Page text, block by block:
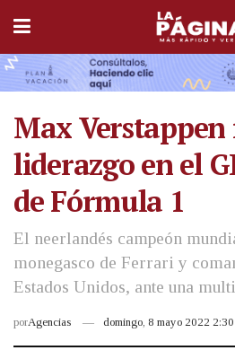
Max
liderazgo en el
de Fórmula 1
El neerlandés campeón
monegasco de Ferrari y
Estados Unidos, ante una
porAgencias domingo, 8 mayo 2022